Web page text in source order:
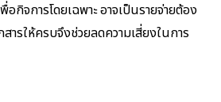
อกิจการโดยเฉพาะ อาจเป็นรายจ่ายต้อง
ารให้ครบจึงช่วยลดความเสี่ยงในการ